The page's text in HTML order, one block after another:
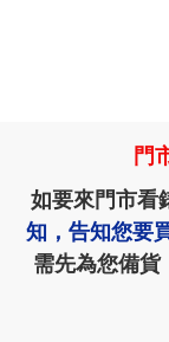
門
如要來門市看
知，告知您要
需先為您備貨